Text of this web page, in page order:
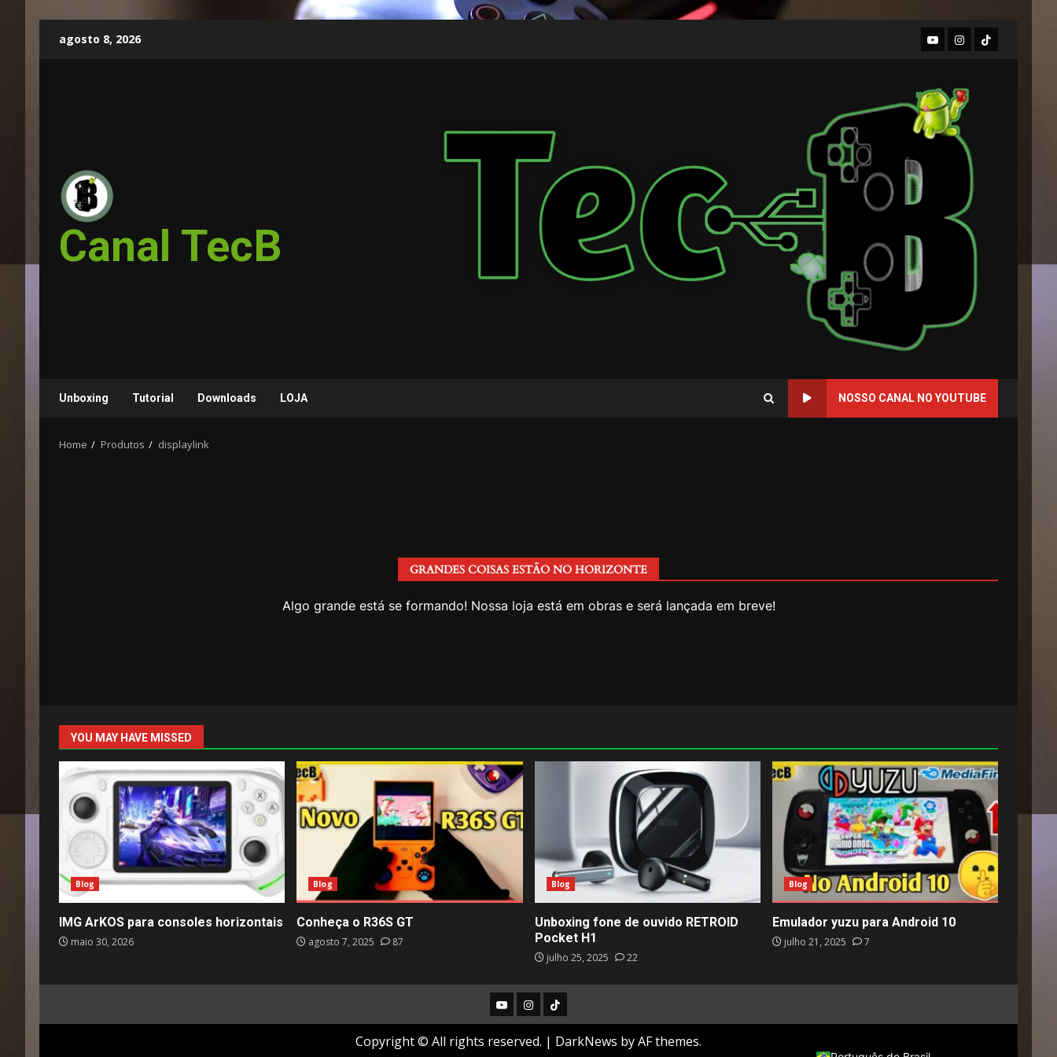
agosto 8, 2026 YoutubeInstagramTIKTOK
Canal TecB
Unboxing Tutorial Downloads LOJA NOSSO CANAL NO YOUTUBE
Home Produtos displaylink
GRANDES COISAS ESTÃO NO HORIZONTE
Algo grande está se formando! Nossa loja está em obras e será lançada em breve!
YOU MAY HAVE MISSED
Blog
IMG ArKOS para consoles horizontais
maio 30, 2026
Blog
Conheça o R36S GT
agosto 7, 2025 87
Blog
Unboxing fone de ouvido RETROID
Pocket H1
julho 25, 2025 22
Blog
Emulador yuzu para Android 10
julho 21, 2025 7
YoutubeInstagramTIKTOK
Copyright © All rights reserved. | DarkNews by AF themes.